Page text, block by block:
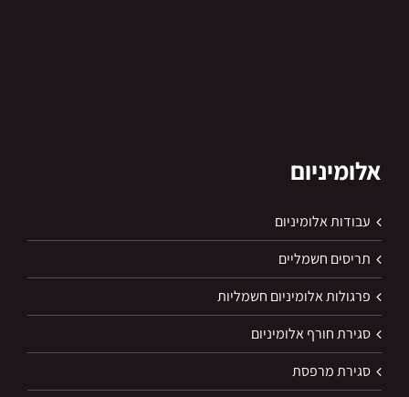
אלומיניום
עבודות אלומיניום
תריסים חשמליים
פרגולות אלומיניום חשמליות
סגירת חורף אלומיניום
סגירת מרפסת